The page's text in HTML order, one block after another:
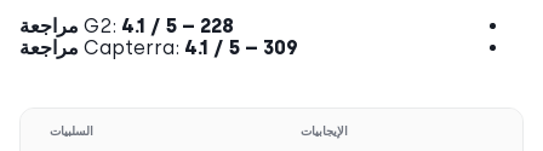
G2: 4.1 / 5 – 228 مراجعة
Capterra: 4.1 / 5 – 309 مراجعة
الإيجابيات